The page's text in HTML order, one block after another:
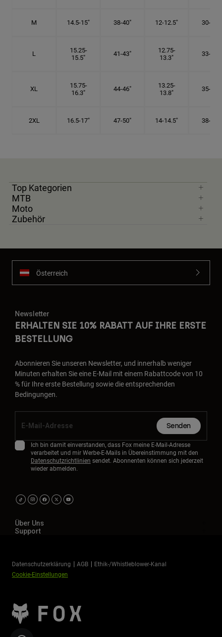
M 14.5-15" 38-40" 12-12.5" 30-32"
L
15.25-
15.5"
41-43"
12.75-
13.3"
33-34"
XL
15.75-
16.3"
44-46"
13.25-
13.8"
35-36"
2XL 16.5-17" 47-50" 14-14.5" 38-40"
Top Kategorien
MTB
Moto
Zubehör
Österreich
Newsletter
ERHALTEN SIE 10% RABATT AUF IHRE ERSTE
BESTELLUNG
Abonnieren Sie unseren Newsletter, und innerhalb weniger
Minuten erhalten Sie eine E-Mail mit einem Rabattcode von 10
% für Ihre erste Bestellung sowie die entsprechenden
Bedingungen.
Senden
Ich bin damit einverstanden, dass Fox meine E-Mail-Adresse
verarbeitet und mir Werbe-E-Mails in Übereinstimmung mit den
Datenschutzrichtlinien sendet. Abonnenten können sich jederzeit
wieder abmelden.
Über Uns
Support
Datenschutzerklärung AGB
Ethik-/Whistleblower-Kanal
Cookie-Einstellungen